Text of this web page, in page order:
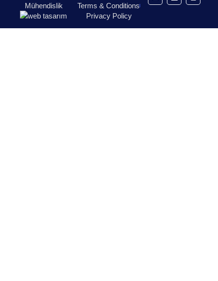
Mühendislik
Terms & Conditions
Privacy Policy